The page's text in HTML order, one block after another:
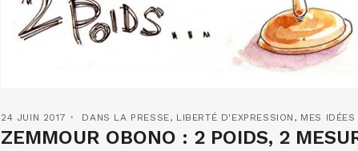
24 JUIN 2017 DANS LA PRESSE, LIBERTÉ D'EXPRESSION , MES IDÉES
ZEMMOUR OBONO : 2 POIDS, 2